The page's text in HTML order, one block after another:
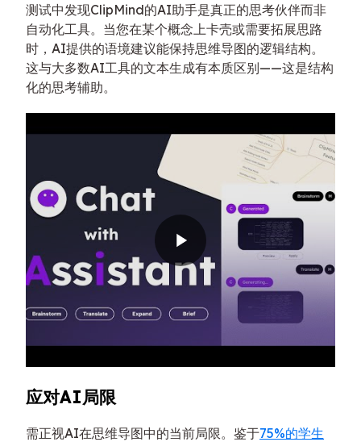
测试中发现ClipMind的AI助手是真正的思考伙伴而非
自动化工具。当您在某个概念上卡壳或需要拓展思路
时，AI提供的语境建议能保持思维导图的逻辑结构。
这与大多数AI工具的文本生成有本质区别——这是结构
化的思考辅助。
应对AI局限
需正视AI在思维导图中的当前局限。鉴于75%的学生